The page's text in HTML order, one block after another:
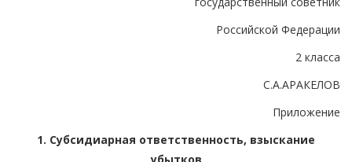
Российской Федерации
2 класса
С.А.АРАКЕЛОВ
Приложение
1. Субсидиарная ответственность, взыскание